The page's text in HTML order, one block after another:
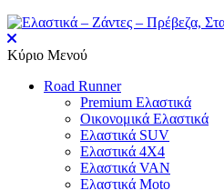
Κύριο Μενού
Road Runner
Premium Ελαστικά
Οικονομικά Ελαστικά
Ελαστικά SUV
Ελαστικά 4X4
Ελαστικά VAN
Ελαστικά Moto